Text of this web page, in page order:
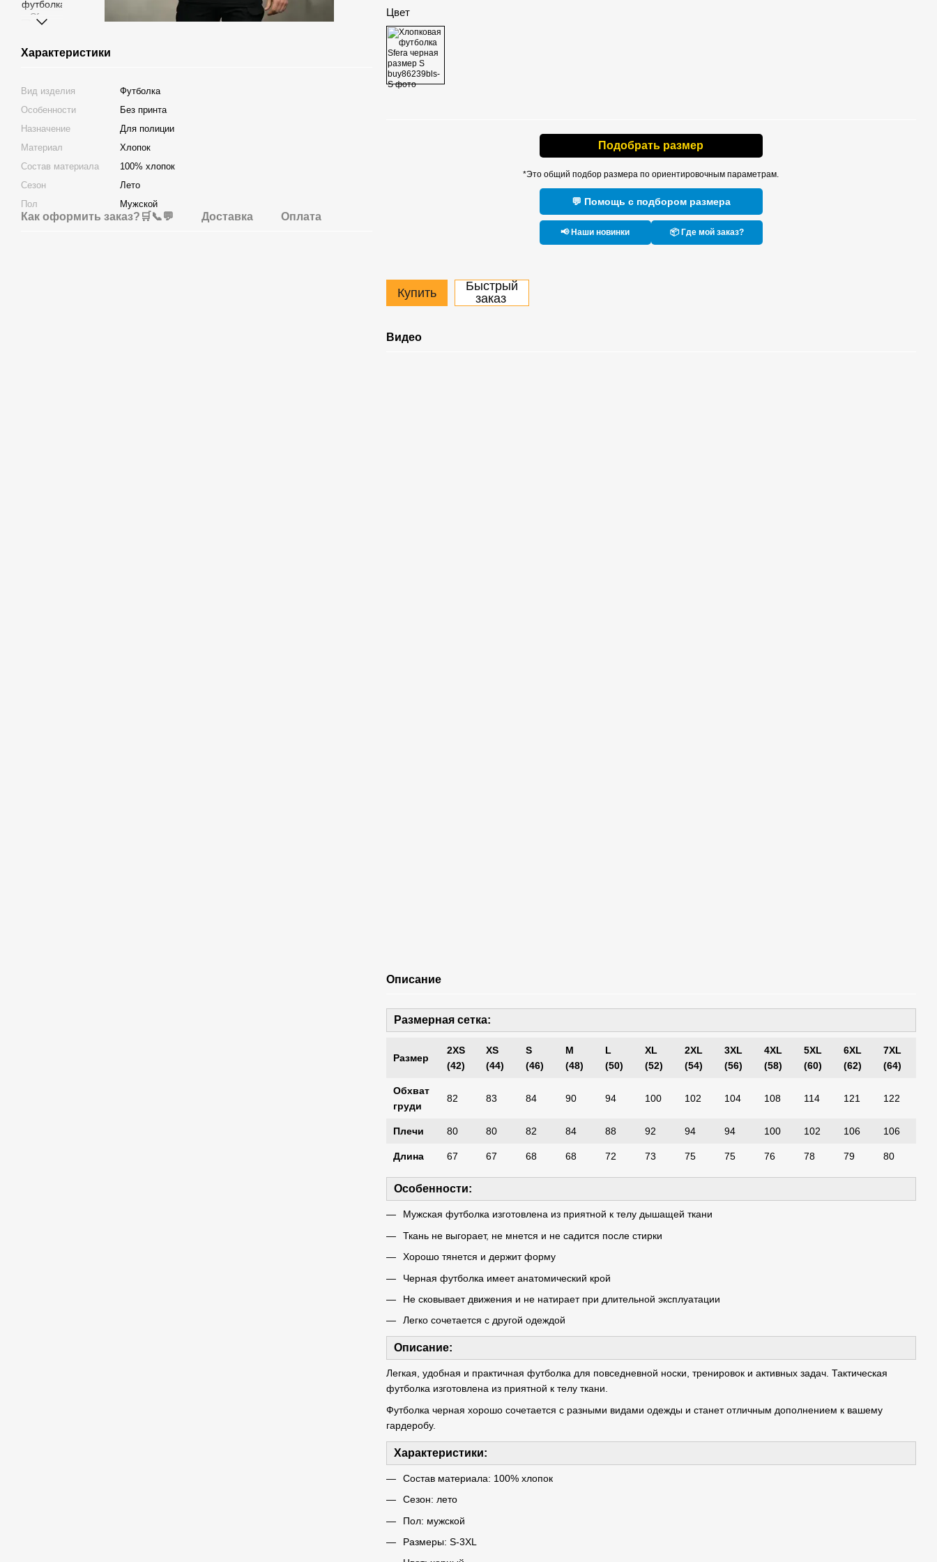
Характеристики
Вид изделия
Футболка
Особенности
Без принта
Назначение
Для полиции
Материал
Хлопок
Состав материала
100% хлопок
Сезон
Лето
Пол
Мужской
Как оформить заказ?🛒📞💬 Доставка Оплата
Цвет
Подобрать размер
*Это общий подбор размера по ориентировочным параметрам.
💬 Помощь с подбором размера
📢 Наши новинки 📦 Где мой заказ?
Купить
Быстрый
заказ
Видео
Описание
Размерная сетка:
Размер
2XS
(42)
XS
(44)
S
(46)
M
(48)
L
(50)
XL
(52)
2XL
(54)
3XL
(56)
4XL
(58)
5XL
(60)
6XL
(62)
7XL
(64)
Обхват
груди
82 83 84 90 94 100 102 104 108 114 121 122
Плечи 80 80 82 84 88 92 94 94 100 102 106 106
Длина 67 67 68 68 72 73 75 75 76 78 79 80
Особенности:
Мужская футболка изготовлена ​​из приятной к телу дышащей ткани
Ткань не выгорает, не мнется и не садится после стирки
Хорошо тянется и держит форму
Черная футболка имеет анатомический крой
Не сковывает движения и не натирает при длительной эксплуатации
Легко сочетается с другой одеждой
Описание:
Легкая, удобная и практичная футболка для повседневной носки, тренировок и активных задач. Тактическая
футболка изготовлена ​​из приятной к телу ткани.
Футболка черная хорошо сочетается с разными видами одежды и станет отличным дополнением к вашему
гардеробу.
Характеристики:
Состав материала: 100% хлопок
Сезон: лето
Пол: мужской
Размеры: S-3XL